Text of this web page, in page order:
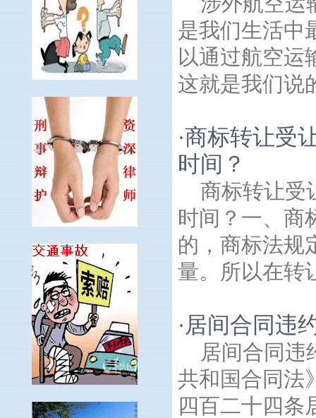
是我们生活中
以通过航空运
这就是我们说
·商标转让受
时间？
商标转让受
时间？一、商
的，商标法规
量。所以在转
·居间合同违
居间合同违
共和国合同法
四百二十四条